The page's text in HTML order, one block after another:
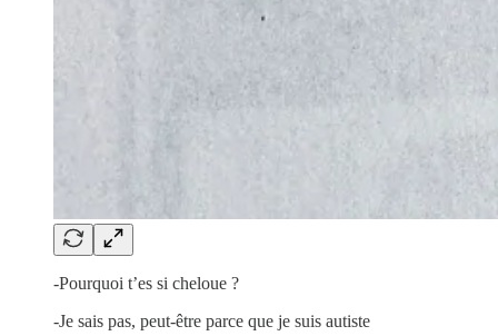
-Pourquoi t’es si cheloue ?
-Je sais pas, peut-être parce que je suis autiste